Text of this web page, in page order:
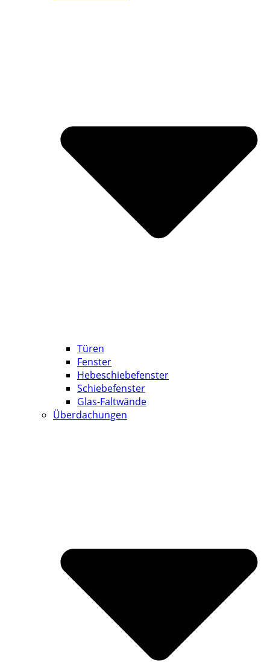
Türen
Fenster
Hebeschiebefenster
Schiebefenster
Glas-Faltwände
Überdachungen